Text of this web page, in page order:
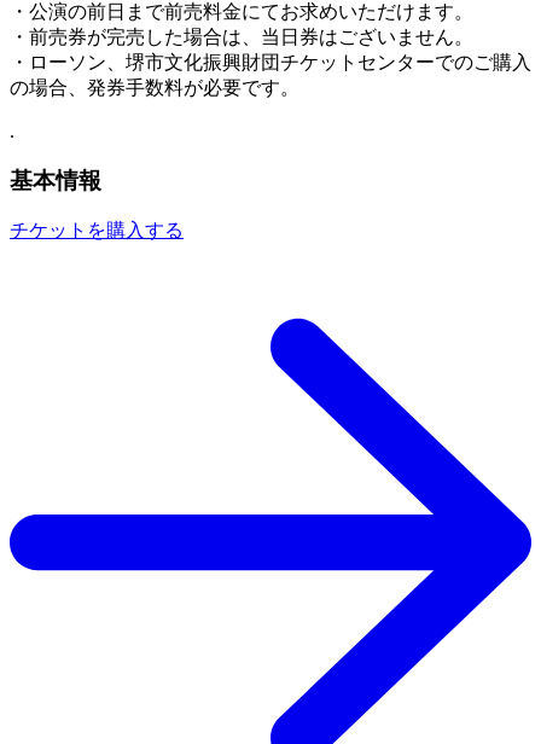
・公演の前日まで前売料金にてお求めいただけます。
・前売券が完売した場合は、当日券はございません。
・ローソン、堺市文化振興財団チケットセンターでのご購入
の場合、発券手数料が必要です。
.
基本情報
チケットを購入する